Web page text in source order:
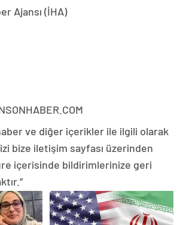
Ajansı (İHA)
ve diğer içerikler ile ilgili olarak
bize iletişim sayfası üzerinden
içerisinde bildirimlerinize geri